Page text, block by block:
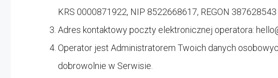
KRS 0000871922, NIP 8522668617, REGON 387628543
Adres kontaktowy poczty elektronicznej operatora:
Operator jest Administratorem Twoich danych
dobrowolnie w Serwisie.